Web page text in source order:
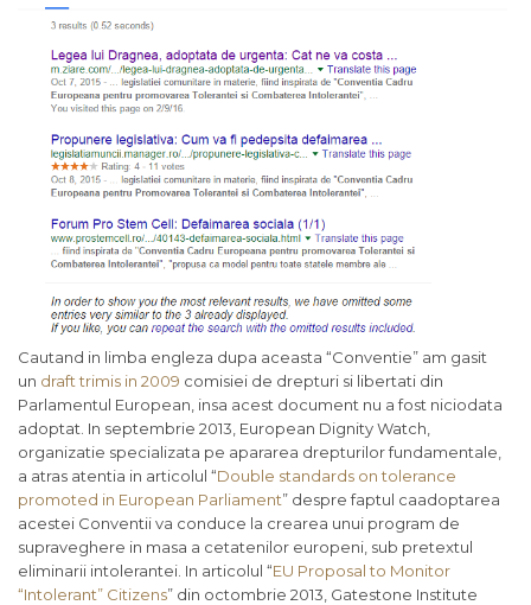
Cautand in limba engleza dupa aceasta “Conventie” am gasit
un draft trimis in 2009 comisiei de drepturi si libertati din
Parlamentul European, insa acest document nu a fost niciodata
adoptat. In septembrie 2013, European Dignity Watch,
organizatie specializata pe apararea drepturilor fundamentale,
a atras atentia in articolul “Double standards on tolerance
promoted in European Parliament” despre faptul caadoptarea
acestei Conventii va conduce la crearea unui program de
supraveghere in masa a cetatenilor europeni, sub pretextul
eliminarii intolerantei. In articolul “EU Proposal to Monitor
“Intolerant” Citizens” din octombrie 2013, Gatestone Institute